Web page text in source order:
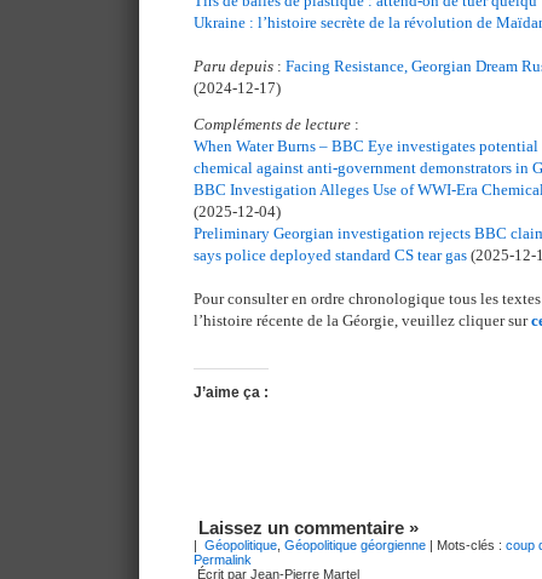
Ukraine : l’histoire secrète de la révolution de
Paru depuis : Facing Resistance, Georgian Dream
(2024-12-17)
Compléments de lecture :
When Water Burns – BBC Eye investigates potential
chemical against anti-government demonstrators in
BBC Investigation Alleges Use of WWI-Era
(2025-12-04)
Preliminary Georgian investigation rejects BBC
says police deployed standard CS tear gas (2025-12-
Pour consulter en ordre chronologique tous les textes
l’histoire récente de la Géorgie, veuillez cliquer sur
J’aime ça :
Laissez un commentaire »
| Géopolitique Géopolitique géorgienne | Mots-clés : coup
Permalink
Écrit par Jean-Pierre Martel